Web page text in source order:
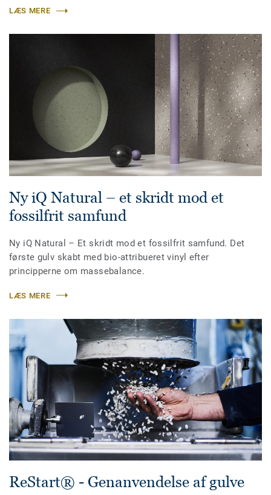
LÆS MERE
Ny iQ Natural – et skridt mod et
fossilfrit samfund
Ny iQ Natural – Et skridt mod et fossilfrit samfund. Det
første gulv skabt med bio-attribueret vinyl efter
principperne om massebalance.
LÆS MERE
ReStart® - Genanvendelse af gulve